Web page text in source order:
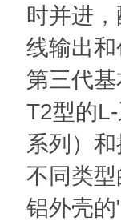
时并进
线输出
第三代
T2型的
系列）
不同类
铝外壳